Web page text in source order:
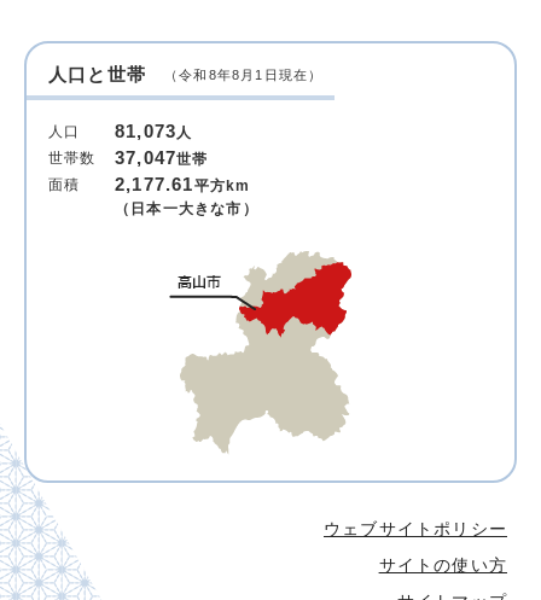
人口と世帯 （令和8年8月1日現在）
人口 81,073人
世帯数
37,047世帯
面積
2,177.61平方km
（日本一大きな市）
ウェブサイトポリシー
サイトの使い方